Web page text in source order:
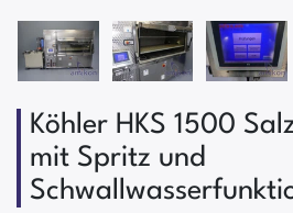
Köhler HKS 1500
mit Spritz und